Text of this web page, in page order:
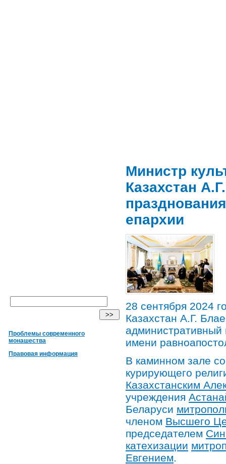
Проблемы современного
монашества
Правовая информация
Министр
Казахстан
епархии
28 сентября 2024
Казахстан А.Г.
имени
В каминном зале
курирующего
Казахстанским
учреждения
Беларуси
членом Высшего
председателем
катехизации
Евгением.